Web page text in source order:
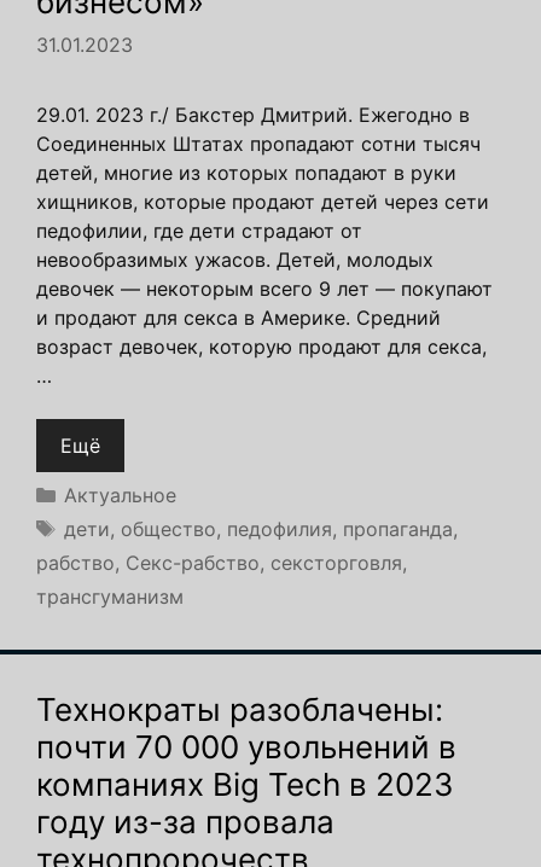
31.01.2023
29.01. 2023 г./ Бакстер Дмитрий. Ежегодно в
Соединенных Штатах пропадают сотни тысяч
детей, многие из которых попадают в руки
хищников, которые продают детей через сети
педофилии, где дети страдают от
невообразимых ужасов. Детей, молодых
девочек — некоторым всего 9 лет — покупают
и продают для секса в Америке. Средний
возраст девочек, которую продают для секса,
…
Ещё
Рубрики
Актуальное
Метки
дети, общество, педофилия, пропаганда,
рабство, Секс-рабство, сексторговля,
трансгуманизм
Технократы разоблачены:
почти 70 000 увольнений в
компаниях Big Tech в 2023
году из-за провала
технопророчеств